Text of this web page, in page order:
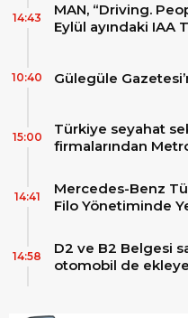
MAN, “Driving.
Eylül ayındaki IAA
14:43
Gülegüle
10:40
Türkiye seyahat
firmalarından
MAN Skyliner ile
15:00
Mercedes-Benz
Filo Yönetiminde
14:41
D2 ve B2 Belgesi
otomobil de
14:58